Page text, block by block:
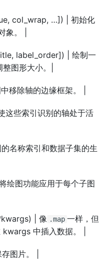
col_wrap, …]) | 初始化
。 |
label_order]) | 绘制一
图形大小。|
移除轴的边缘框架。 |
些索引识别的轴处于活
名称索引和数据子集的生
绘图功能应用于每个子图
kwargs) | 像 .map 一样，但
中插入数据。 |
图片。 |